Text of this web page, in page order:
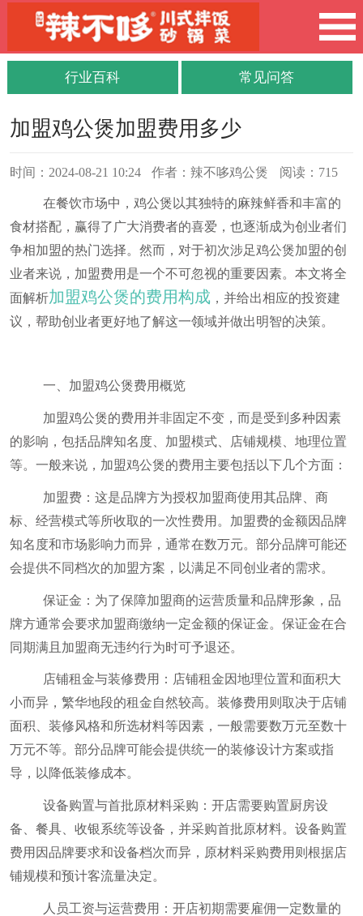
行业百科 常见问答
加盟鸡公煲加盟费用多少
时间：2024-08-21 10:24 作者：辣不哆鸡公煲 阅读：715
在餐饮市场中，鸡公煲以其独特的麻辣鲜香和丰富的
食材搭配，赢得了广大消费者的喜爱，也逐渐成为创业者们
争相加盟的热门选择。然而，对于初次涉足鸡公煲加盟的创
业者来说，加盟费用是一个不可忽视的重要因素。本文将全
面解析加盟鸡公煲的费用构成 ，并给出相应的投资建
议，帮助创业者更好地了解这一领域并做出明智的决策。
一、加盟鸡公煲费用概览
加盟鸡公煲的费用并非固定不变，而是受到多种因素
的影响，包括品牌知名度、加盟模式、店铺规模、地理位置
等。一般来说，加盟鸡公煲的费用主要包括以下几个方面：
加盟费：这是品牌方为授权加盟商使用其品牌、商
标、经营模式等所收取的一次性费用。加盟费的金额因品牌
知名度和市场影响力而异，通常在数万元。部分品牌可能还
会提供不同档次的加盟方案，以满足不同创业者的需求。
保证金：为了保障加盟商的运营质量和品牌形象，品
牌方通常会要求加盟商缴纳一定金额的保证金。保证金在合
同期满且加盟商无违约行为时可予退还。
店铺租金与装修费用：店铺租金因地理位置和面积大
小而异，繁华地段的租金自然较高。装修费用则取决于店铺
面积、装修风格和所选材料等因素，一般需要数万元至数十
万元不等。部分品牌可能会提供统一的装修设计方案或指
导，以降低装修成本。
设备购置与首批原材料采购：开店需要购置厨房设
备、餐具、收银系统等设备，并采购首批原材料。设备购置
费用因品牌要求和设备档次而异，原材料采购费用则根据店
铺规模和预计客流量决定。
人员工资与运营费用：开店初期需要雇佣一定数量的